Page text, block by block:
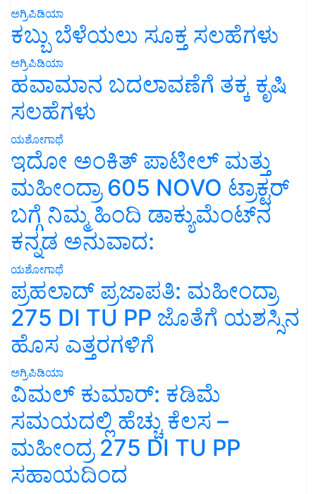
ಅಗ್ರಿಪಿಡಿಯಾ
ಕಬ್ಬು ಬೆಳೆಯಲು ಸೂಕ್ತ ಸಲಹೆಗಳು
ಅಗ್ರಿಪಿಡಿಯಾ
ಹವಾಮಾನ ಬದಲಾವಣೆಗೆ ತಕ್ಕ ಕೃಷಿ
ಸಲಹೆಗಳು
ಯಶೋಗಾಥೆ
ಇದೋ ಅಂಕಿತ್ ಪಾಟೀಲ್ ಮತ್ತು
ಮಹೀಂದ್ರಾ 605 NOVO ಟ್ರಾಕ್ಟರ್
ಬಗ್ಗೆ ನಿಮ್ಮ ಹಿಂದಿ ಡಾಕ್ಯುಮೆಂಟ್‌ನ
ಕನ್ನಡ ಅನುವಾದ:
ಯಶೋಗಾಥೆ
ಪ್ರಹಲಾದ್ ಪ್ರಜಾಪತಿ: ಮಹೀಂದ್ರಾ
275 DI TU PP ಜೊತೆಗೆ ಯಶಸ್ಸಿನ
ಹೊಸ ಎತ್ತರಗಳಿಗೆ
ಅಗ್ರಿಪಿಡಿಯಾ
ವಿಮಲ್ ಕುಮಾರ್: ಕಡಿಮೆ
ಸಮಯದಲ್ಲಿ ಹೆಚ್ಚು ಕೆಲಸ –
ಮಹೀಂದ್ರ 275 DI TU PP
ಸಹಾಯದಿಂದ